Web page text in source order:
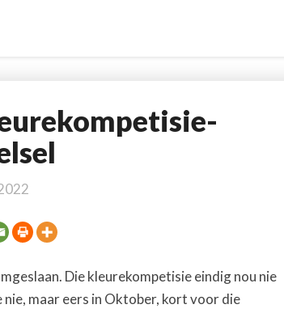
Die kleurekompetisie eindig nou nie
nie, maar eers in Oktober, kort voor die